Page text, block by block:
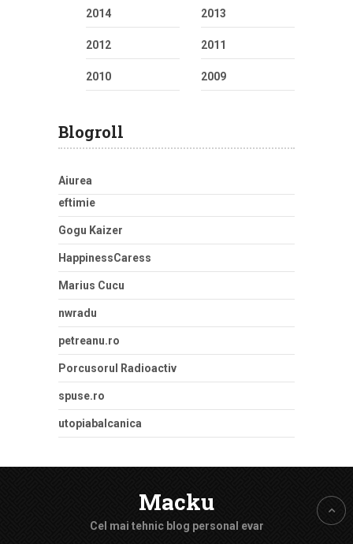
2014 2013
2012 2011
2010 2009
Blogroll
Aiurea
eftimie
Gogu Kaizer
HappinessCaress
Marius Cucu
nwradu
petreanu.ro
Porcusorul Radioactiv
spuse.ro
utopiabalcanica
Macku
Cel mai tehnic blog personal evar